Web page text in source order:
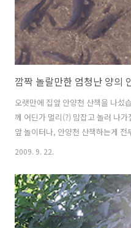
깜짝 놀랄만한 엄청난 양의
오랫만에 집앞 안양천 산책을 나섰
께 어딘가 멀리(?) 맘잡고 놀러 나
앞 놀이터나, 안양천 산책하는게
가자!" 하는군요.... 저는 '무슨 물고
평소, 주중에 주하와 안양천 산책
는 다리 밑에만 엄청 큰 물고기들
물고기를 보러, 다리 향했습니다
을 바라보았더니....오~~~ 장난 아
2009. 9. 22.